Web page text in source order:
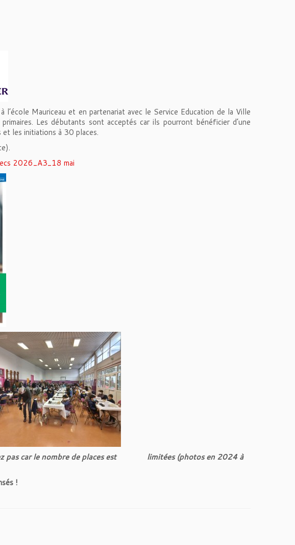
Mauriceau et en partenariat avec le Service Education de la Ville
Les débutants sont acceptés car ils pourront bénéficier d’une
les initiations à 30 places.
2026_A3_18 mai
pas car le nombre de places est limitées (photos en 2024 à
!